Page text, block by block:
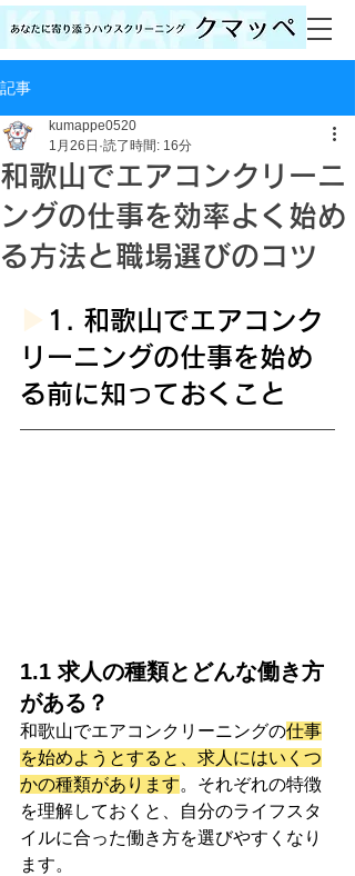
記事
和歌山でエアコンクリーニ
ングの仕事を効率よく始め
る方法と職場選びのコツ
kumappe0520
1月26日 読了時間: 16分
▶︎ 1. 和歌山でエアコンク
リーニングの仕事を始め
る前に知っておくこと
1.1 求人の種類とどんな働き方
がある？
和歌山でエアコンクリーニングの仕事
を始めようとすると、求人にはいくつ
かの種類があります。それぞれの特徴
を理解しておくと、自分のライフスタ
イルに合った働き方を選びやすくなり
ます。